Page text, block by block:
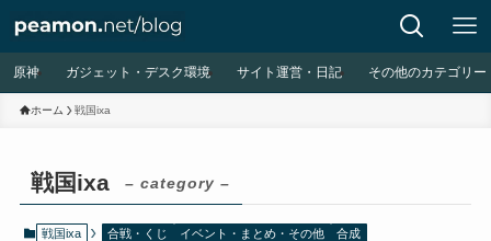
原神 ガジェット・デスク環境 サイト運営・日記 その他のカテゴリー
ホーム 戦国ixa
戦国ixa – category –
戦国ixa 合戦・くじ イベント・まとめ・その他 合成